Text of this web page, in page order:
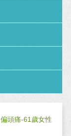
偏頭痛-61歲女性